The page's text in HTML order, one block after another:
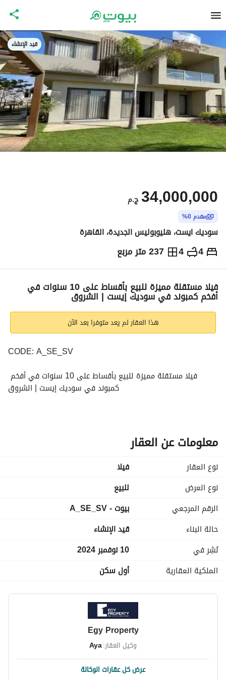
قيد الإنشاء
ج.م34,000,000
مقدم 0%
سوديك ايست، هليوبوليس الجديدة، القاهرة
4
4 237 متر مربع ج.م34,000,000
الاماكن القريبة فيلا مستقلة مميزة للبيع بأقساط على 10 سنوات في
أفخم كمبوند في سوديك إيست | الشروق
هذا العقار لم يعد متوفرا بعد الآن
CODE: A_SE_SV
كمبوند في سوديك إيست | الشروق
السعر الإجمالي: 34,000,000 جنيه مصري
-	5 minutes from El Sherouk
-	20 minutes to New Cairo
New Administrative Capital
معلومات عن العقار
نوع العقار
فیلا
نوع العرض
للبيع
الرقم المرجعي
بيوت - A_SE_SV
حالة البناء
قيد الإنشاء
نُشِر في
10 نوفمبر 2024
الملكية العقارية
أول سكن
Egy Property
وكيل العقار:Aya
عرض كل عقارات الوكالة